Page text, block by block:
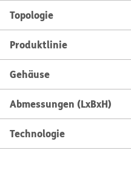
Topologie
Produktlinie
Gehäuse
Abmessungen (LxBxH)
Technologie